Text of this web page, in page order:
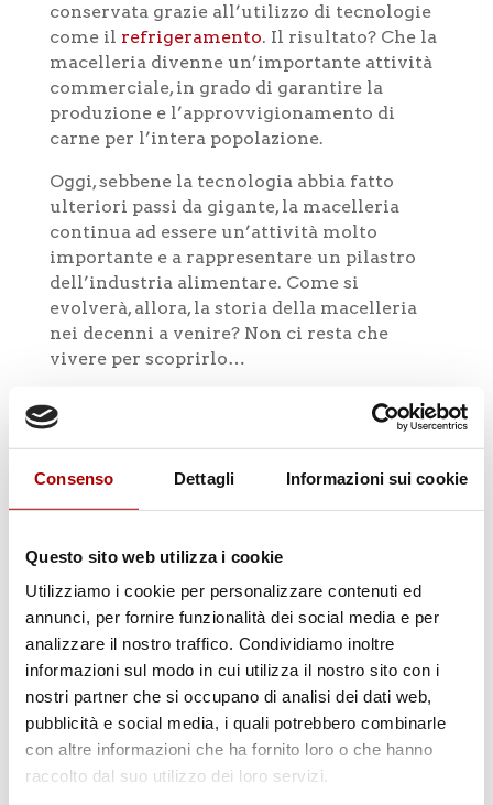
Consenso Dettagli Informazioni sui cookie
Questo sito web utilizza i cookie
Utilizziamo i cookie per personalizzare contenuti ed
annunci, per fornire funzionalità dei social media e per
analizzare il nostro traffico. Condividiamo inoltre
informazioni sul modo in cui utilizza il nostro sito con i
nostri partner che si occupano di analisi dei dati web,
pubblicità e social media, i quali potrebbero combinarle
con altre informazioni che ha fornito loro o che hanno
raccolto dal suo utilizzo dei loro servizi.
conservata grazie all’utilizzo di tecnologie
come il refrigeramento. Il risultato? Che la
macelleria divenne un’importante attività
commerciale, in grado di garantire la
produzione e l’approvvigionamento di
carne per l’intera popolazione.
Oggi, sebbene la tecnologia abbia fatto
ulteriori passi da gigante, la macelleria
continua ad essere un’attività molto
importante e a rappresentare un pilastro
dell’industria alimentare. Come si
evolverà, allora, la storia della macelleria
nei decenni a venire? Non ci resta che
vivere per scoprirlo…
Cerca
Categorie